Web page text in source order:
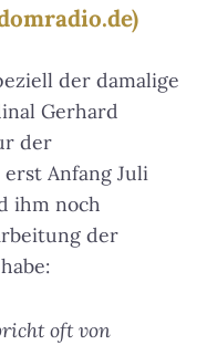
der damalige
Gerhard
der
Anfang Juli
ihm noch
der
oft von